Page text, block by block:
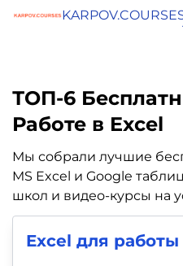
ТОП-6
Работе в Excel
Мы собрали лучшие
MS Excel и Google
школ и видео-курсы на
Excel для работы